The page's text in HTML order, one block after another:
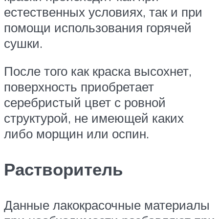
естественных условиях, так и при
помощи использования горячей
сушки.
После того как краска высохнет,
поверхность приобретает
серебристый цвет с ровной
структурой, не имеющей каких
либо морщин или оспин.
Растворитель
Данные лакокрасочные материалы